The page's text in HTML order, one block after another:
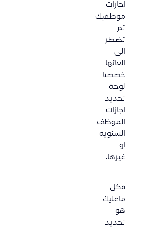
اجازات
موظفيك
ثم
تضطر
الى
الغائها
خصصنا
لوحة
تحديد
اجازات
الموظف
السنوية
غيرها.
فكل
ماعليك
هو
تحديد